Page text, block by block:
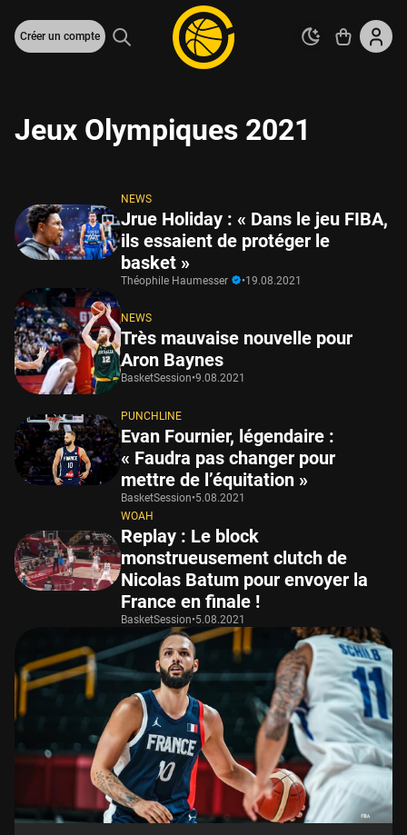
Créer un compte
Jeux Olympiques 2021
NEWS
Jrue Holiday : « Dans le jeu FIBA,
ils essaient de protéger le
basket »
Théophile Haumesser •19.08.2021
NEWS
Très mauvaise nouvelle pour
Aron Baynes
BasketSession•9.08.2021
PUNCHLINE
Evan Fournier, légendaire :
« Faudra pas changer pour
mettre de l’équitation »
BasketSession•5.08.2021
WOAH
Replay : Le block
monstrueusement clutch de
Nicolas Batum pour envoyer la
France en finale !
BasketSession•5.08.2021